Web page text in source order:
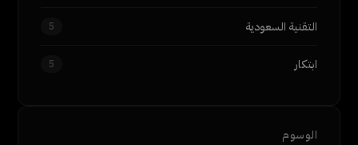
التقنية السعودية 5
ابتكار 5
الوسوم